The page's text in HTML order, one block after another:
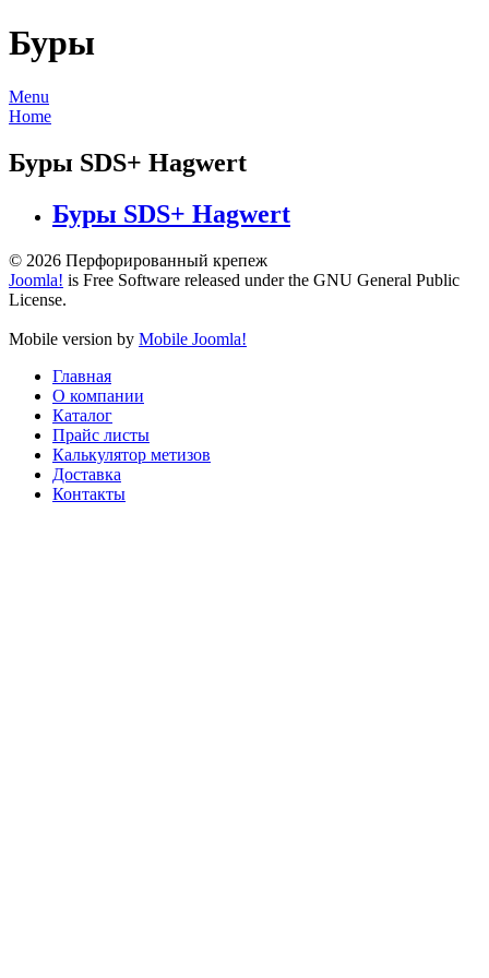
Буры
Menu
Home
Буры SDS+ Hagwert
Буры SDS+ Hagwert
© 2026 Перфорированный крепеж
Joomla! is Free Software released under the GNU General Public
License.
Mobile version by Mobile Joomla!
Главная
О компании
Каталог
Прайс листы
Калькулятор метизов
Доставка
Контакты